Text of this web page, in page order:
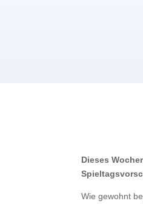
Dieses
Wie gewohnt